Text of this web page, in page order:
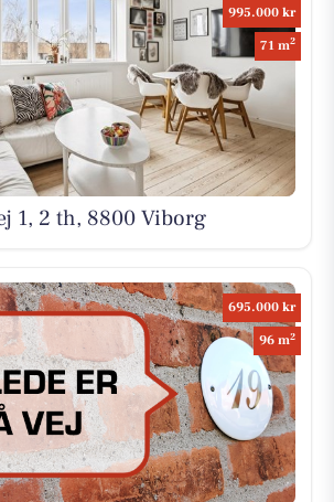
995.000 kr
71 m2
1, 2 th, 8800 Viborg
695.000 kr
96 m2